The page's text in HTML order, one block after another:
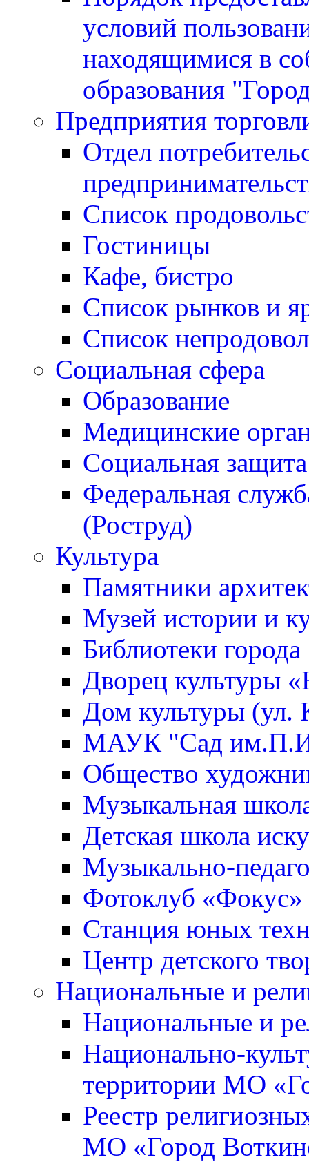
условий
находящимися в
образования
Предприятия
Отдел
Список
Гостиницы
Кафе, бистро
Cписок рынков и
Список
Социальная сфера
Образование
Медицинские
Социальная защита
Федеральная
(Роструд)
Культура
Памятники
Музей истории и
Библиотеки города
Дворец культуры
Дом культуры (ул.
МАУК "Сад
Общество
Музыкальная
Детская школа
Музыкально-
Фотоклуб «Фокус»
Станция юных
Центр детского
Национальные и
Национальные и
Национально-
территории МО
Реестр
МО «Город